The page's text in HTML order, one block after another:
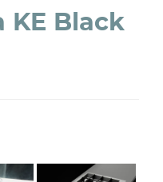
KE Black